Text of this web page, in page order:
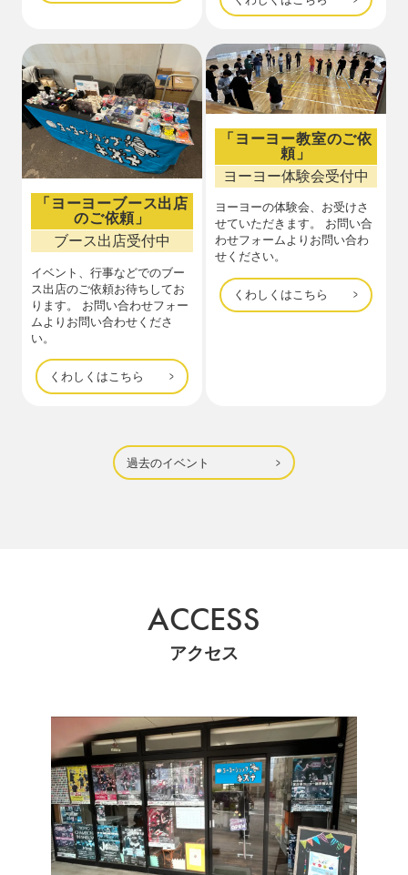
「ヨーヨーブース出店
のご依頼」
ブース出店受付中
イベント、行事などでのブー
ス出店のご依頼お待ちしてお
ります。 お問い合わせフォー
ムよりお問い合わせくださ
い。
くわしくはこちら
「ヨーヨー教室のご依
頼」
ヨーヨー体験会受付中
ヨーヨーの体験会、お受けさ
せていただきます。 お問い合
わせフォームよりお問い合わ
せください。
くわしくはこちら
過去のイベント
ACCESS
アクセス